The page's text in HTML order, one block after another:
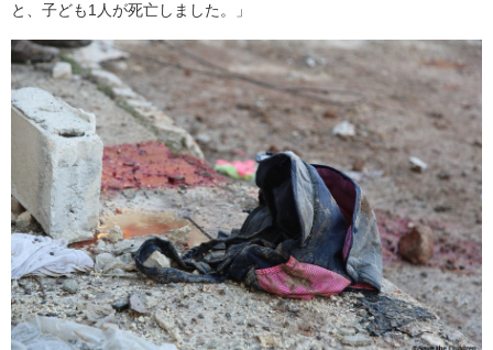
と、子ども1人が死亡しました。」